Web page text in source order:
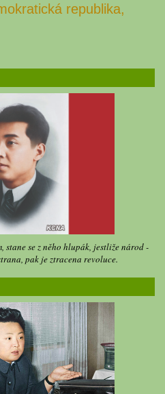
republika,
se z něho hlupák, jestliže národ -
pak je ztracena revoluce.